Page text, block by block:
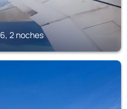
2 noches